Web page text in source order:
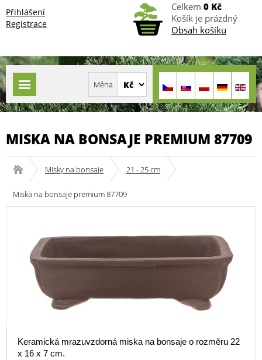
Přihlášení
Registrace
Celkem 0 Kč
Košík je prázdný
Obsah košíku
MISKA NA BONSAJE PREMIUM 87709
Misky na bonsaje 21 - 25 cm
Miska na bonsaje premium 87709
Keramická mrazuvzdorná miska na bonsaje o rozměru 22
x 16 x 7 cm.